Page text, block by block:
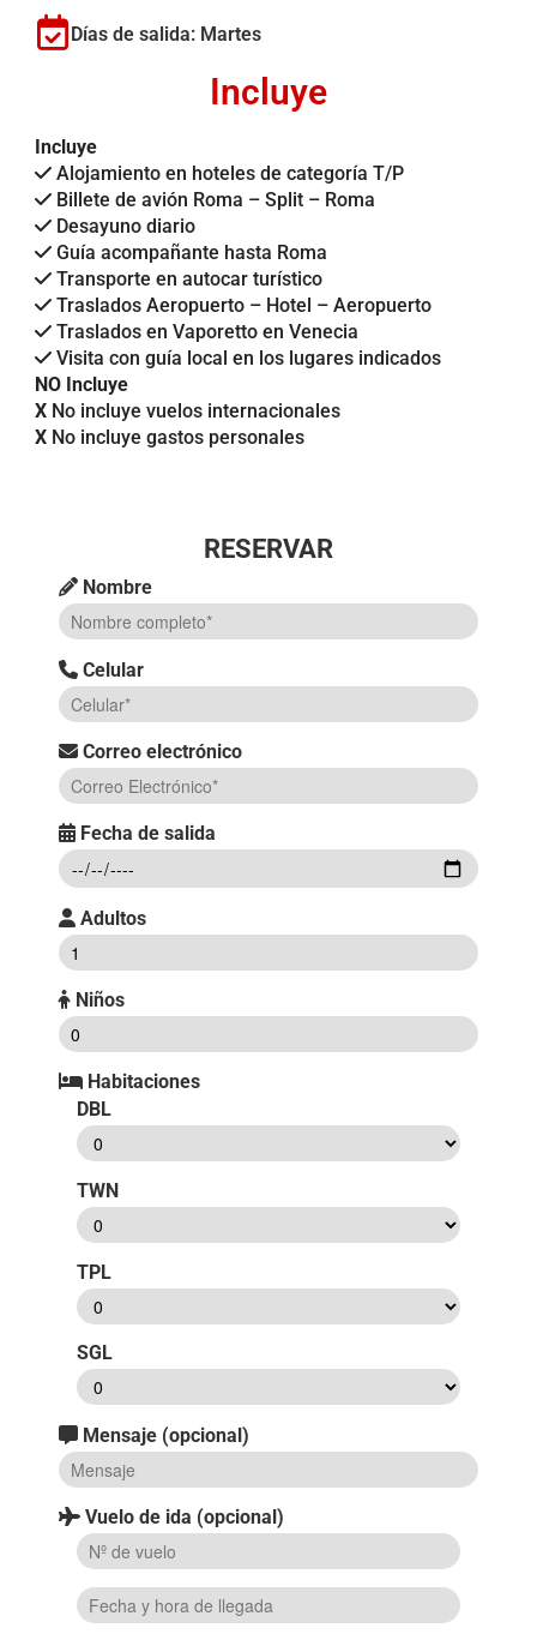
Días de salida: Martes
Incluye
Incluye
Alojamiento en hoteles de categoría T/P
Billete de avión Roma – Split – Roma
Desayuno diario
Guía acompañante hasta Roma
Transporte en autocar turístico
Traslados Aeropuerto – Hotel – Aeropuerto
Traslados en Vaporetto en Venecia
Visita con guía local en los lugares indicados
NO Incluye
XNo incluye vuelos internacionales
XNo incluye gastos personales
RESERVAR
Nombre
Celular
Correo electrónico
Fecha de salida
Adultos
Niños
Habitaciones
DBL
TWN
TPL
SGL
Mensaje (opcional)
Vuelo de ida (opcional)